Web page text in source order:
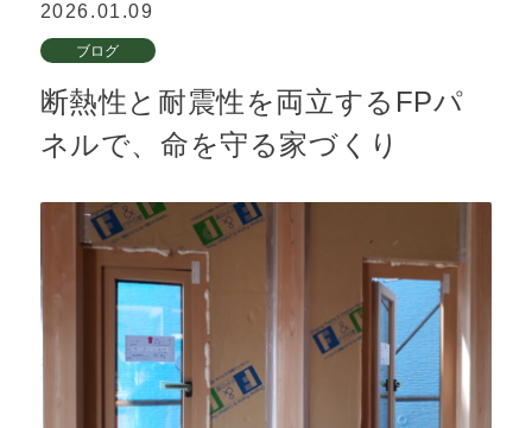
2026.01.09
ブログ
断熱性と耐震性を両立するFPパ
ネルで、命を守る家づくり